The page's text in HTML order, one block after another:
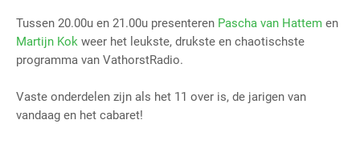
Tussen 20.00u en 21.00u presenteren Pascha van Hattem en
Martijn Kok weer het leukste, drukste en chaotischste
programma van VathorstRadio.
Vaste onderdelen zijn als het 11 over is, de jarigen van
vandaag en het cabaret!